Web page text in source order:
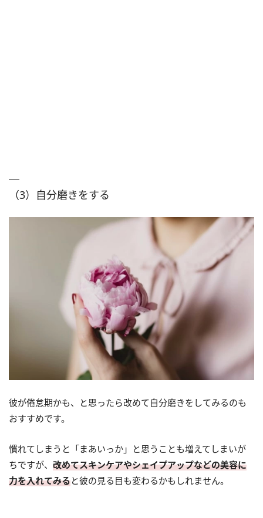
（3）自分磨きをする
彼が倦怠期かも、と思ったら改めて自分磨きをしてみるのも
おすすめです。
慣れてしまうと「まあいっか」と思うことも増えてしまいが
ちですが、 改めてスキンケアやシェイプアップなどの美容に
力を入れてみると彼の見る目も変わるかもしれません。